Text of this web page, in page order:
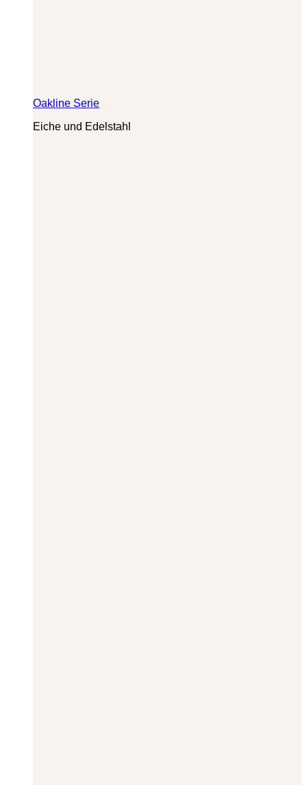
Oakline Serie
Eiche und Edelstahl